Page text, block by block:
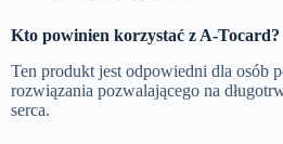
Kto powinien korzystać z A-Tocard?
Ten produkt jest odpowiedni dla osób
rozwiązania pozwalającego na
serca.